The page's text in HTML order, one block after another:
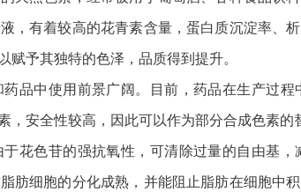
，有着较高的花青素含量，蛋白质沉淀率、
予其独特的色泽，品质得到提升。
品中使用前景广阔。目前，药品在生产过
安全性较高，因此可以作为部分合成色素的
花色苷的强抗氧性，可清除过量的自由基
肪细胞的分化成熟，并能阻止脂肪在细胞中